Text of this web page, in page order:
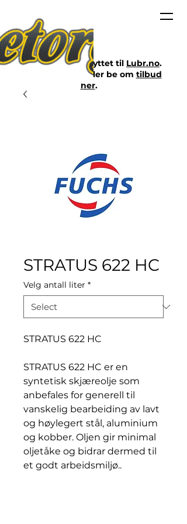
STRATUS 622 HC
Velg antall liter *
STRATUS 622 HC
STRATUS 622 HC er en
syntetisk skjæreolje som
anbefales for generell til
vanskelig bearbeiding av lavt
og høylegert stål, aluminium
og kobber. Oljen gir minimal
oljetåke og bidrar dermed til
et godt arbeidsmiljø..
Nettbutikken er flyttet til Lubr.no.
Klikk på lenken eller be om tilbud
her.